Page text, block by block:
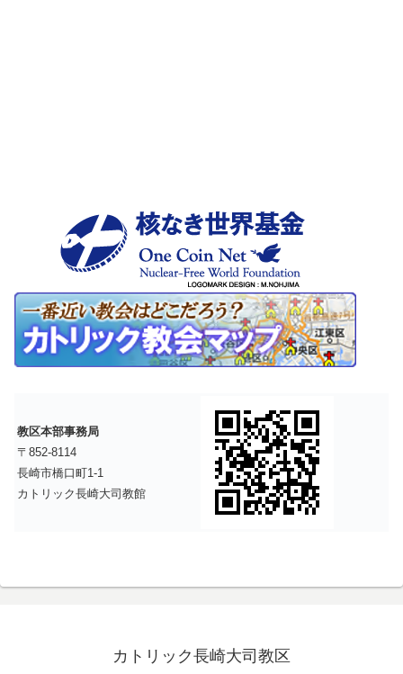
教区本部事務局
〒852-8114
長崎市橋口町1-1
カトリック長崎大司教館
カトリック長崎大司教区